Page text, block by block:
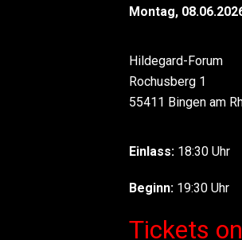
Montag,
Hildegard-Forum
Rochusberg 1
55411 Bingen am
Einlass: 18:30 Uhr
Beginn: 19:30 Uhr
Tickets